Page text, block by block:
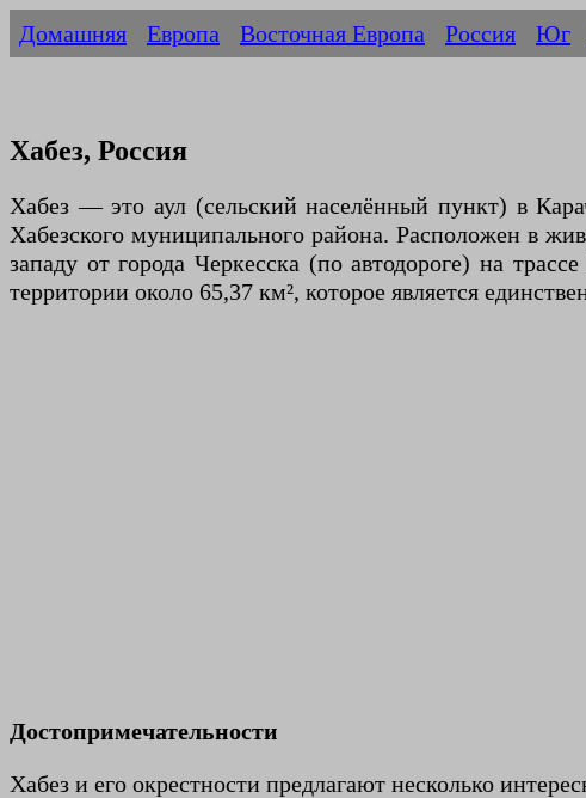
Домашняя Европа Восточная Европа Россия Юг
Хабез, Россия
Хабез — это аул (сельский населённый пункт) в
Хабезского муниципального района. Расположен в
западу от города Черкесска (по автодороге) на
территории около 65,37 км², которое является
Достопримечательности
Хабез и его окрестности предлагают несколько